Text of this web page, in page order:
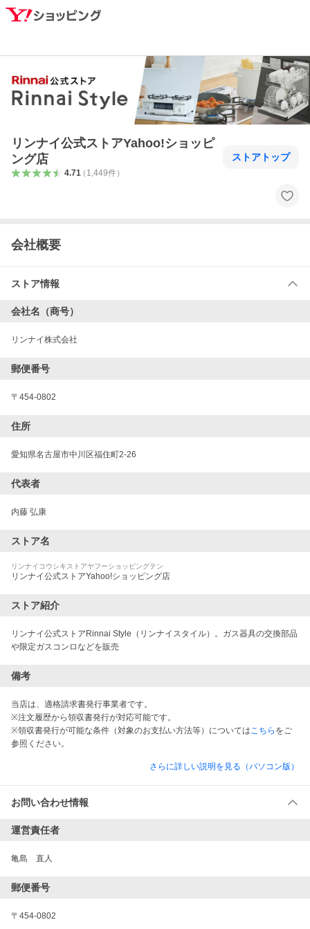
リンナイ公式ストアYahoo!ショッピ
ング店
4.71（ 1,449件）
ストアトップ
会社概要
ストア情報
会社名（商号）
リンナイ株式会社
郵便番号
〒 454-0802
住所
愛知県名古屋市中川区福住町2-26
代表者
内藤 弘康
ストア名
リンナイコウシキストアヤフーショッピングテン
リンナイ公式ストアYahoo!ショッピング店
ストア紹介
リンナイ公式ストアRinnai Style（リンナイスタイル）。ガス器具の交換部品
や限定ガスコンロなどを販売
備考
当店は、適格請求書発行事業者です。
※注文履歴から領収書発行が対応可能です。
※領収書発行が可能な条件（対象のお支払い方法等）については こちら をご
参照ください。
さらに詳しい説明を見る（パソコン版）
お問い合わせ情報
運営責任者
亀島　直人
郵便番号
〒454-0802